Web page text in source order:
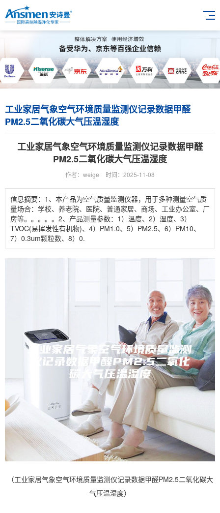
工业家居气象空气环境质量监测仪记录数据甲醛
PM2.5二氧化碳大气压温湿度
工业家居气象空气环境质量监测仪记录数据甲醛
PM2.5二氧化碳大气压温湿度
作者：weige 时间：2025-11-08
信息摘要：1、本产品为空气质量监测仪器，用于多种测量空气质
量场合：学校、养老院、医院、普通家居、商场、工业办公室、厂
房等。。。。。2、产品测量参数：1）温度、2）湿度、3）
TVOC(易挥发性有机物)、4）PM1.0、5）PM2.5、6）PM10、
7）0.3um颗粒数、8）0.
（工业家居气象空气环境质量监测仪记录数据甲醛PM2.5二氧化碳大
气压温湿度）